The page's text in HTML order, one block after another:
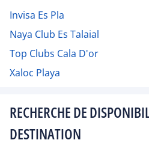
Invisa Es Pla
Naya Club Es Talaial
Top Clubs Cala D'or
Xaloc Playa
RECHERCHE DE
DESTINATION